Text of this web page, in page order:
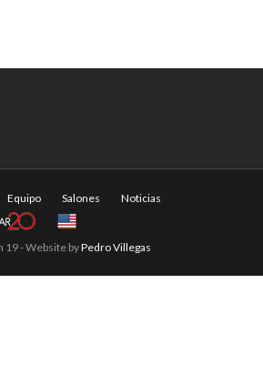
Equipo Salones Noticias
19 - Website byPedro Villegas